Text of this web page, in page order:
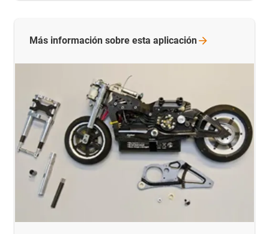
Más información sobre esta aplicación